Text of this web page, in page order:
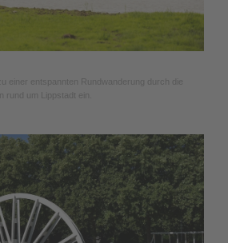
einer entspannten Rundwanderung durch die
rund um Lippstadt ein.